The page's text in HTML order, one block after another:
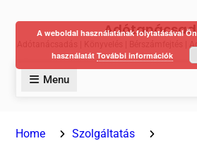
Adótanácsadás | Könyvelés | Bérszámfejtés |
Menu
Home
Szolgáltatás
A weboldal használatának folytatásával
használatát További információk